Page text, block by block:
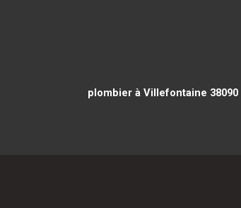
plombier à Villefontaine 38090